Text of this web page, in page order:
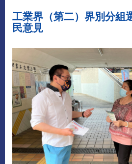
工業界（第二）界別分組
民意見